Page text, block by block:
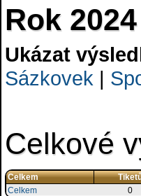
Rok 2024
Ukázat
Sázkovek |
Celkové
Celkem
Celkem
0